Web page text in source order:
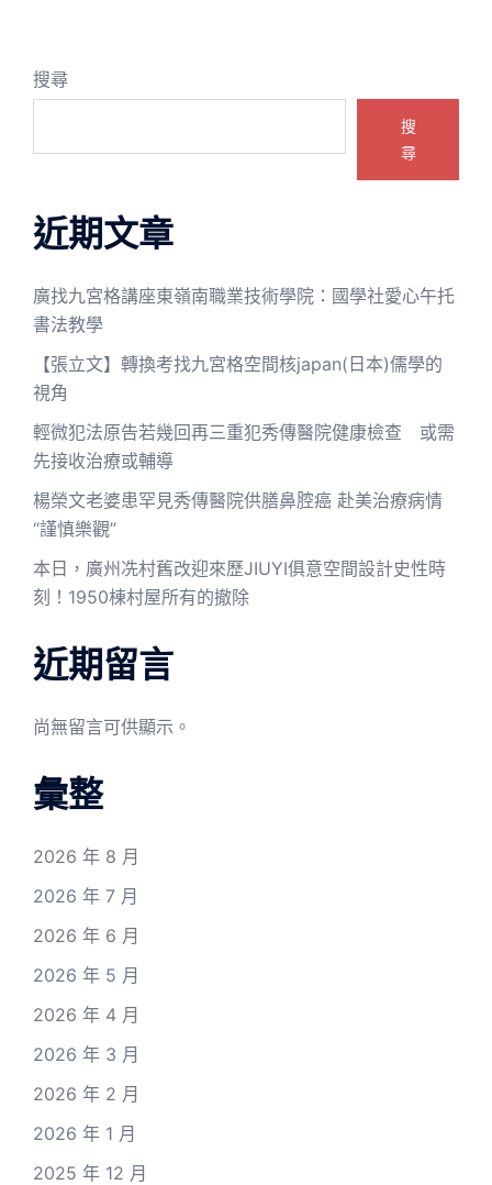
搜尋
搜
尋
近期文章
廣找九宮格講座東嶺南職業技術學院：國學社愛心午托
書法教學
【張立文】轉換考找九宮格空間核japan(日本)儒學的
視角
輕微犯法原告若幾回再三重犯秀傳醫院健康檢查 或需
先接收治療或輔導
楊榮文老婆患罕見秀傳醫院供膳鼻腔癌 赴美治療病情
“謹慎樂觀”
本日，廣州冼村舊改迎來歷JIUYI俱意空間設計史性時
刻！1950棟村屋所有的撤除
近期留言
尚無留言可供顯示。
彙整
2026 年 8 月
2026 年 7 月
2026 年 6 月
2026 年 5 月
2026 年 4 月
2026 年 3 月
2026 年 2 月
2026 年 1 月
2025 年 12 月